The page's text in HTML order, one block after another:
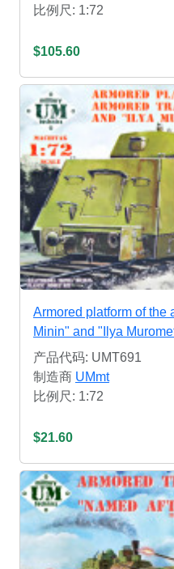
比例尺: 1:72
$105.60
Armored platform of the
Minin" and "Ilya
产品代码: UMT691
制造商 UMmt
比例尺: 1:72
$21.60